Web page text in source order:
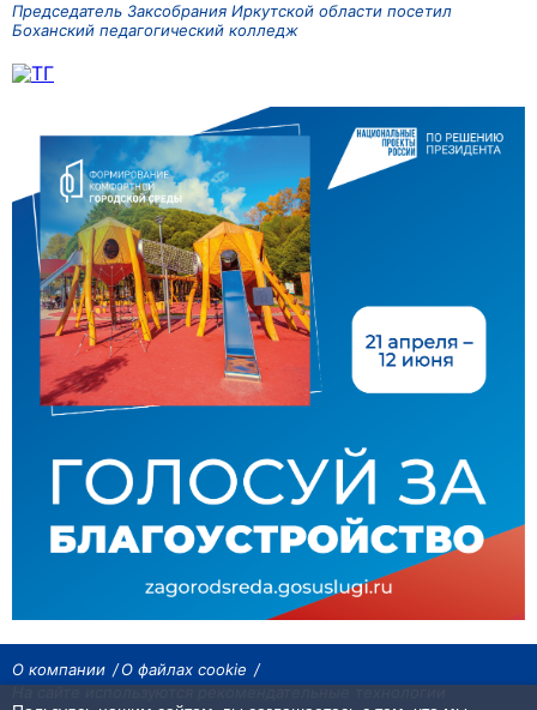
Председатель Заксобрания Иркутской области посетил
Боханский педагогический колледж
О компании
О файлах cookie